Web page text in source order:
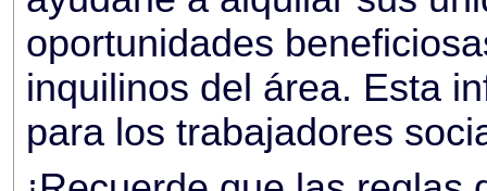
oportunidades
inquilinos del área. Esta información no
para los trabajadores